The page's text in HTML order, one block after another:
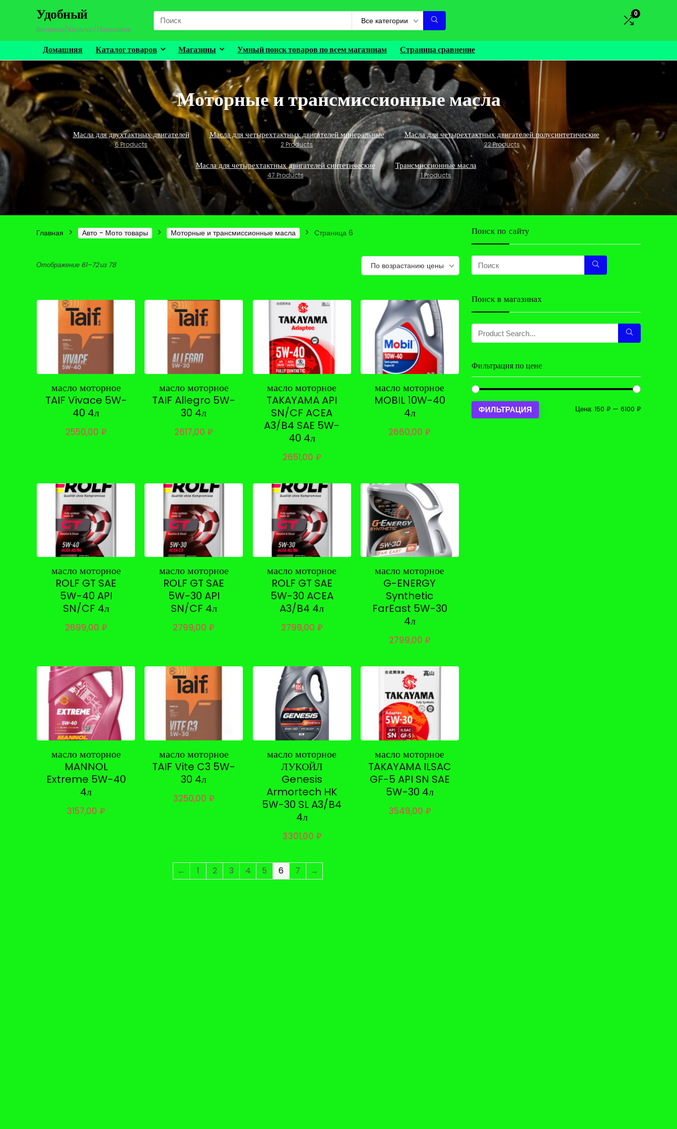
Удобный
Витрина/Каталог/Поисковик
Search
for:
Все категории
0
Домашняя Каталог товаров Магазины Умный поиск товаров по всем магазинам Страница сравнение
Моторные и трансмиссионные масла
Масла для двухтактных двигателей
6 Products
Масла для четырехтактных двигателей минеральные
2 Products
Масла для четырехтактных двигателей полусинтетические
22 Products
Масла для четырехтактных двигателей синтетические
47 Products
Трансмиссионные масла
1 Products
Главная Авто - Мото товары Моторные и трансмиссионные масла Страница 6
Отображение 61–72 из 78Цены:
По возрастанию цены
масло моторное
TAIF Vivace 5W-
40 4л
2550,00 ₽
масло моторное
TAIF Allegro 5W-
30 4л
2617,00₽
масло моторное
TAKAYAMA API
SN/CF ACEA
A3/B4 SAE 5W-
40 4л
2651,00 ₽
масло моторное
MOBIL 10W-40
4л
2660,00₽
масло моторное
ROLF GT SAE
5W-40 API
SN/CF 4л
2699,00 ₽
масло моторное
ROLF GT SAE
5W-30 API
SN/CF 4л
2799,00₽
масло моторное
ROLF GT SAE
5W-30 ACEA
A3/B4 4л
2799,00 ₽
масло моторное
G-ENERGY
Synthetic
FarEast 5W-30
4л
2799,00 ₽
масло моторное
MANNOL
Extreme 5W-40
4л
3157,00₽
масло моторное
TAIF Vite C3 5W-
30 4л
3250,00₽
масло моторное
ЛУКОЙЛ
Genesis
Armortech HK
5W-30 SL A3/B4
4л
3301,00 ₽
масло моторное
TAKAYAMA ILSAC
GF-5 API SN SAE
5W-30 4л
3549,00 ₽
← 1 2 3 4 5 6 7 →
Поиск по сайту
Поиск в магазинах
Фильтрация по цене
ФИЛЬТРАЦИЯ Цена: 150 ₽ — 6100 ₽